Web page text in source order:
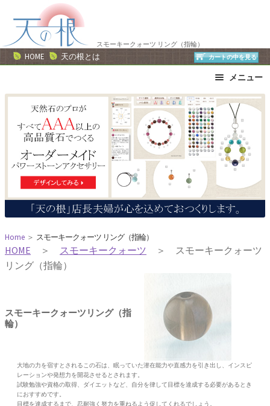
ー
シ
ン
ン
ツ
ス
スモーキークォーツ リング（指輪）
HOME 天の根とは カートの中を見る
メニュー
ブレスレット
ストラップ
ネックレス
ピアス・イヤリング
リング
運勢で選ぶ
誕生石で選ぶ
色で選ぶ
干支石で選ぶ
星座石で選ぶ
石の名前で選ぶ
パワーストーン一覧
Home ＞ スモーキークォーツ リング（指輪）
HOME ＞ スモーキークォーツ ＞ スモーキークォーツ
リング（指輪）
スモーキークォーツリング（指
輪）
大地の力を宿すとされるこの石は、眠っていた潜在能力や直感力を引き出し、インスピ
レーションや発想力を開花させるとされます。
試験勉強や資格の取得、ダイエットなど、自分を律して目標を達成する必要があるとき
におすすめです。
目標を達成するまで、忍耐強く努力を重ねるよう促してくれるでしょう。